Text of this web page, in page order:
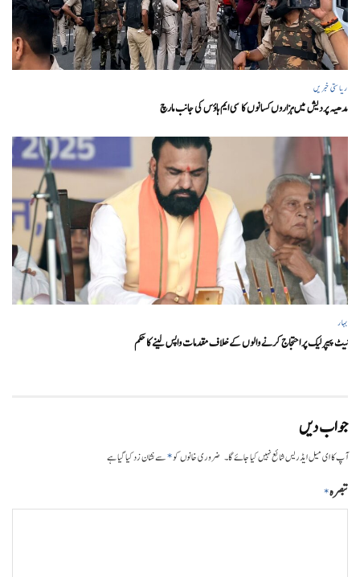
ریاستی خبریں
مدھیہ پردیش میں ہزاروں کسانوں کا سی ایم ہاؤس کی جانب مارچ
بہار
نیٹ پیپر لیک پر احتجاج کرنے والوں کے خلاف مقدمات واپس لینے کا حکم
جواب دیں
آپ کا ای میل ایڈریس شائع نہیں کیا جائے گا۔ ضروری خانوں کو*سے نشان زد کیا گیا ہے
تبصرہ*